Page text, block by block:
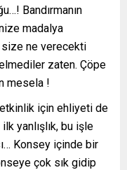
Bandırmanın
madalya
size ne verecekti
zaten. Çöpe
mesela !
için ehliyeti de
yanlışlık, bu işle
Konsey içinde bir
çok sık gidip